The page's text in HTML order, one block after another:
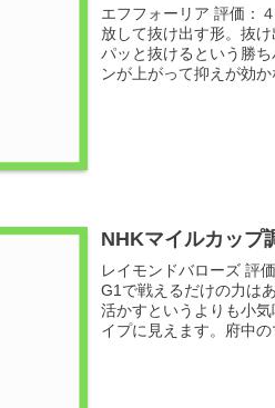
エフフォーリア 評価：
放して抜け出す形。抜
パッと抜けるという勝
ンが上がって抑えが効
NHKマイルカップ
レイモンドバローズ 評
G1で戦えるだけの力は
活かすというよりも小
イプに見えます。府中